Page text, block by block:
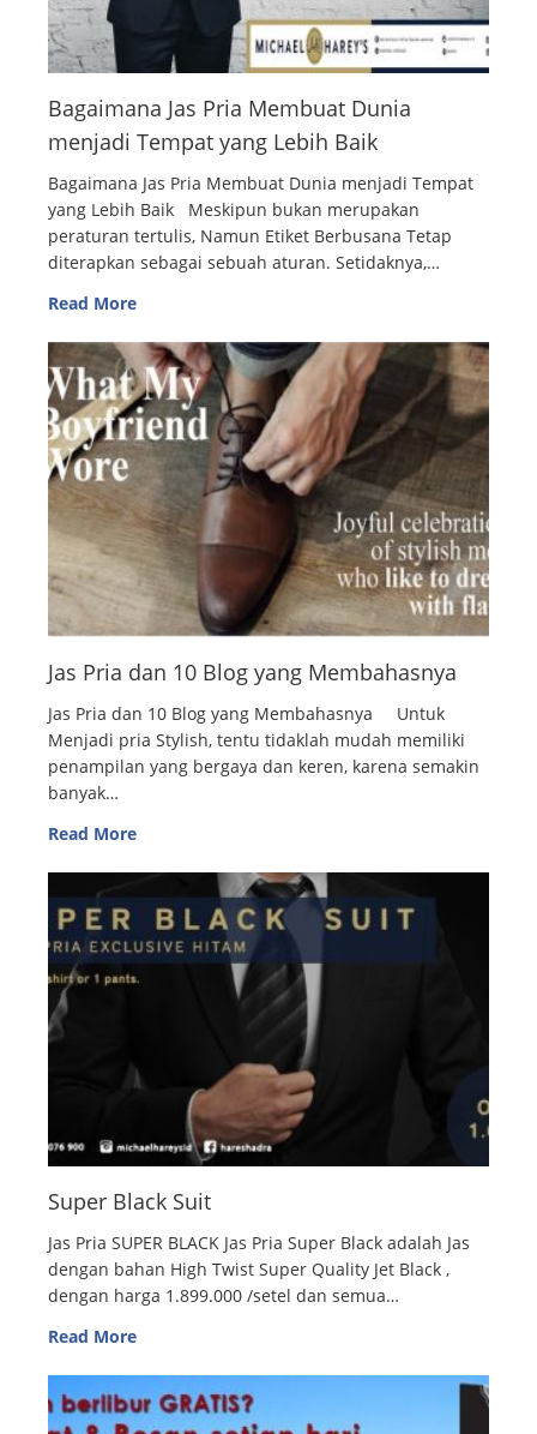
Bagaimana Jas Pria Membuat Dunia
menjadi Tempat yang Lebih Baik
Bagaimana Jas Pria Membuat Dunia menjadi Tempat
yang Lebih Baik Meskipun bukan merupakan
peraturan tertulis, Namun Etiket Berbusana Tetap
diterapkan sebagai sebuah aturan. Setidaknya,…
Read More
Jas Pria dan 10 Blog yang Membahasnya
Jas Pria dan 10 Blog yang Membahasnya Untuk
Menjadi pria Stylish, tentu tidaklah mudah memiliki
penampilan yang bergaya dan keren, karena semakin
banyak…
Read More
Super Black Suit
Jas Pria SUPER BLACK Jas Pria Super Black adalah Jas
dengan bahan High Twist Super Quality Jet Black ,
dengan harga 1.899.000 /setel dan semua…
Read More